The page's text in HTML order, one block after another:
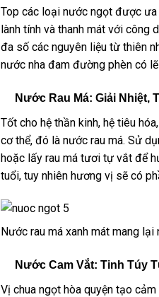
Top các loại nước ngọt được
lành tính và thanh mát với
đa số các nguyên liệu từ thiên
nước nha đam đường phèn có
Nước Rau Má: Giải Nhiệt,
Tốt cho hệ thần kinh, hệ tiêu
cơ thể, đó là nước rau má. Sử
hoặc lấy rau má tươi tự vắt để
tuổi, tuy nhiên hương vị sẽ có
Nước rau má xanh mát mang
Nước Cam Vắt: Tinh Túy
Vị chua ngọt hòa quyện tạo